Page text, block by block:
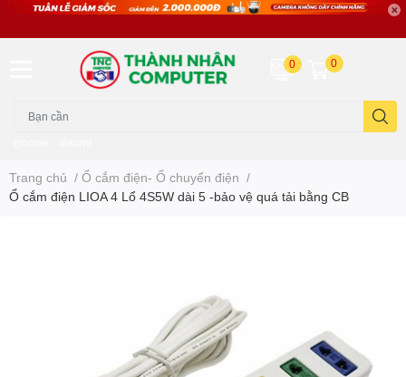
0 0
Trang chủ / Ổ cắm điện- Ổ chuyển điện /
Ổ cắm điện LIOA 4 Lổ 4S5W dài 5 -bảo vệ quá tải bằng CB